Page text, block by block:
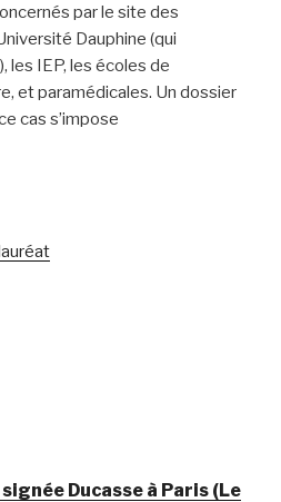
par le site des
Dauphine (qui
les IEP, les écoles de
et paramédicales. Un dossier
cas s’impose
Ducasse à Paris (Le